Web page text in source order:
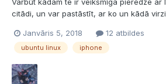
Varbūt kādam te ir veiksmīga pieredze ar
citādi, un var pastāstīt, ar ko un kādā
viennozīmīgi. Aitjūnz uz virtuālās mašīnas
vismazāk. Ubuntu 16.04 LTS, iPhone SE ar...
Janvāris 5, 2018 12 atbildes
ubuntu linux iphone